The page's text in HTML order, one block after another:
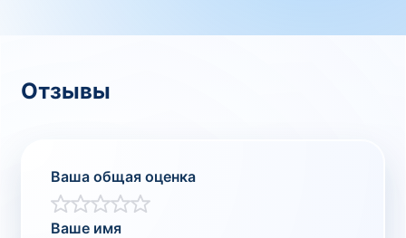
Отзывы
Ваша общая оценка
Ваше имя